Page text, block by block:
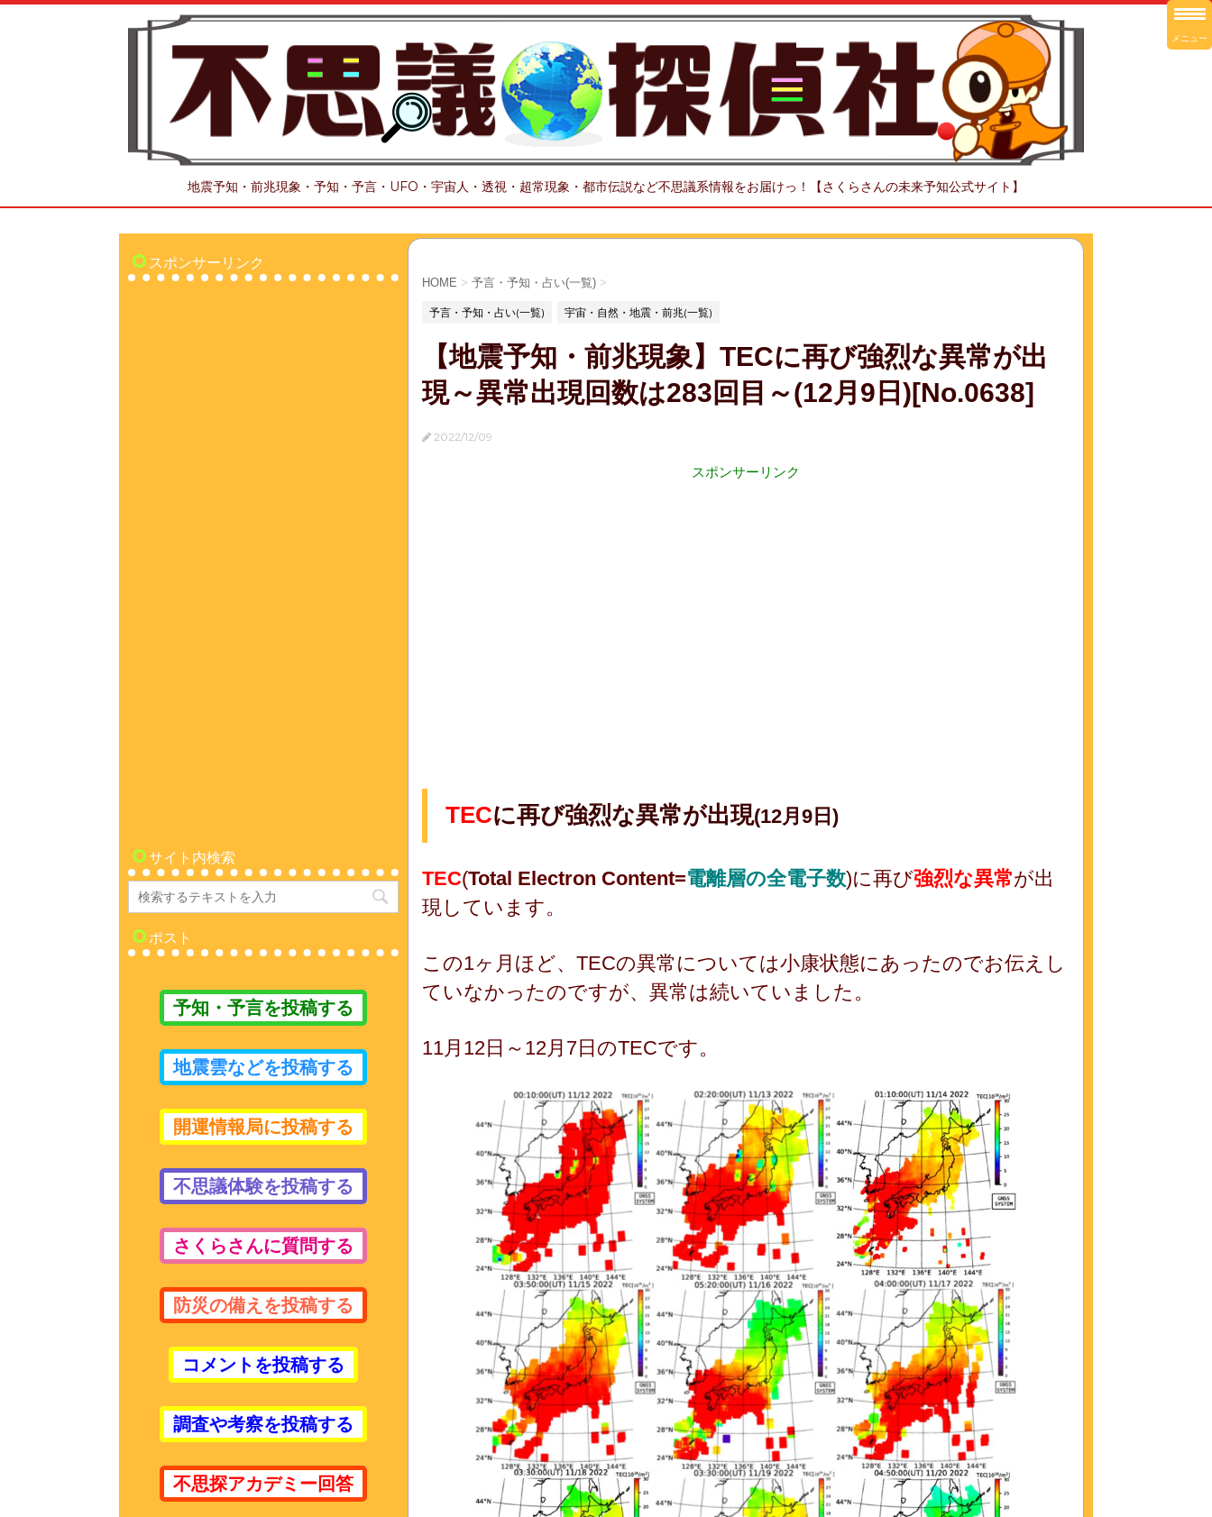
地震予知・前兆現象・予知・予言・UFO・宇宙人・透視・超常現象・都市伝説など不思議系情報をお届けっ！【さくらさんの未来予知公式サイト】
HOME > 予言・予知・占い(一覧) >
予言・予知・占い(一覧) 宇宙・自然・地震・前兆(一覧)
【地震予知・前兆現象】TECに再び強烈な異常が出
現～異常出現回数は283回目～(12月9日)[No.0638]
2022/12/09
スポンサーリンク
TECに再び強烈な異常が出現(12月9日)
TEC(Total Electron Content=電離層の全電子数)に再び強烈な異常が出
現しています。
この1ヶ月ほど、TECの異常については小康状態にあったのでお伝えし
ていなかったのですが、異常は続いていました。
11月12日～12月7日のTECです。
スポンサーリンク
サイト内検索
ポスト
予知・予言を投稿する
地震雲などを投稿する
開運情報局に投稿する
不思議体験を投稿する
さくらさんに質問する
防災の備えを投稿する
コメントを投稿する
調査や考察を投稿する
不思探アカデミー回答
メニュー